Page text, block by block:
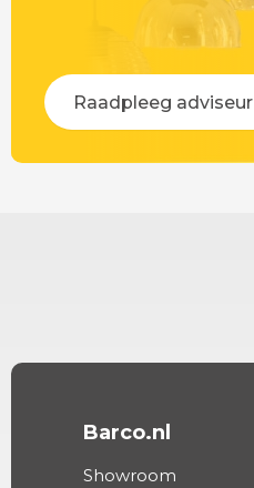
Raadpleeg adviseur
Barco.nl
Showroom